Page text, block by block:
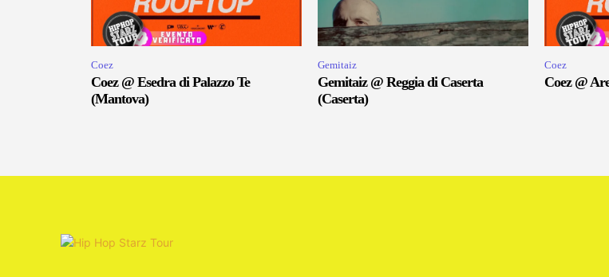
Coez
Coez @ Esedra di Palazzo Te
(Mantova)
Gemitaiz
Gemitaiz @ Reggia di Caserta
(Caserta)
Coez
Coez @